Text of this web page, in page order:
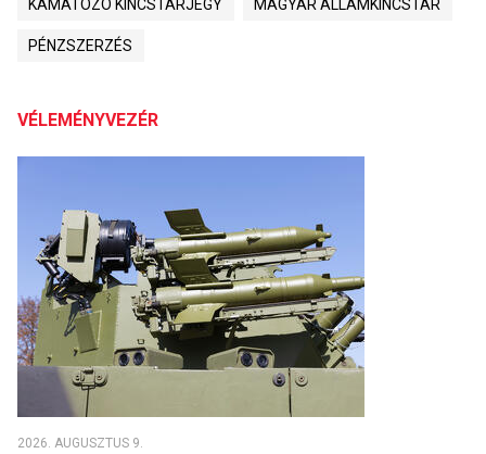
KAMATOZÓ KINCSTÁRJEGY MAGYAR ÁLLAMKINCSTÁR
PÉNZSZERZÉS
VÉLEMÉNYVEZÉR
2026. AUGUSZTUS 9.